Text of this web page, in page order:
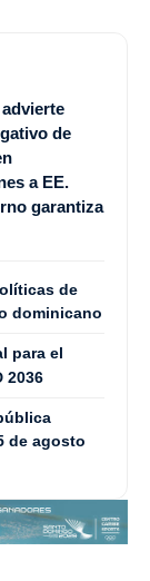
de
a EE.
garantiza
de
dominicano
para el
2036
de agosto